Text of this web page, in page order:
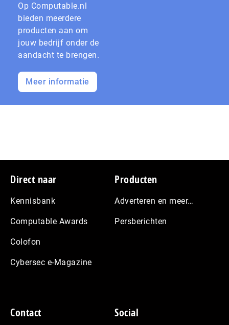
Op Computable.nl
bieden meerdere
producten aan om
jouw bedrijf onder de
aandacht te brengen.
Meer informatie
Footer
Direct naar
Kennisbank
Computable Awards
Colofon
Cybersec e-Magazine
Producten
Adverteren en meer…
Persberichten
Contact Social